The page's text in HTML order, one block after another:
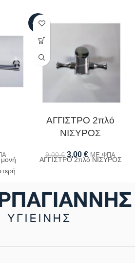
-67%
ΑΓΓΙΣΤΡΟ 2πλό
ΝΙΣΥΡΟΣ
9,00€ 3,00 € ΜΕ ΦΠΑ
ΑΓΓΙΣΤΡΟ 2πλό ΝΙΣΥΡΟΣ